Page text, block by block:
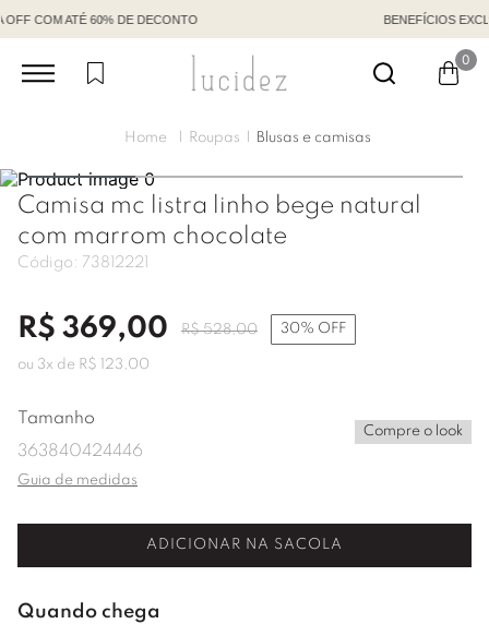
BENEFÍCIOS EXCLUSIVOS COM CÓDIGO DE VENDEDORA
0
Roupas Blusas e camisas
Camisa mc listra linho bege natural
com marrom chocolate
Código: 73812221
R$ 369,00 R$ 528,00 30% OFF
ou 3x de R$ 123 ,00
Tamanho
363840424446
Compre o look
Guia de medidas
ADICIONAR NA SACOLA